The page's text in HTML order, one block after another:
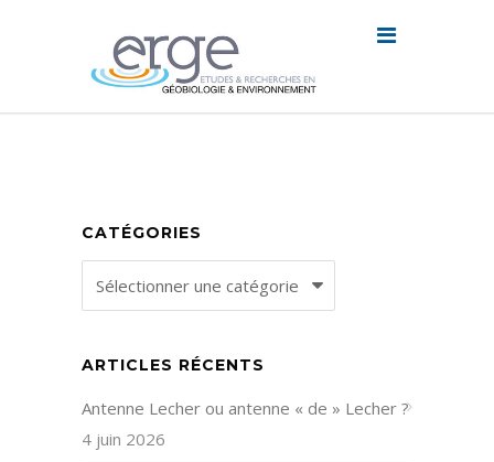
CATÉGORIES
Catégories
ARTICLES RÉCENTS
Antenne Lecher ou antenne « de » Lecher ?
4 juin 2026